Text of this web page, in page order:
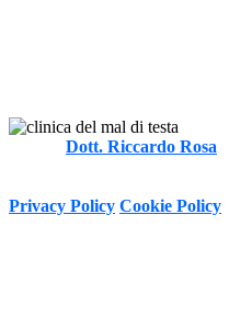
Dott. Riccardo Rosa
Privacy Policy Cookie Policy